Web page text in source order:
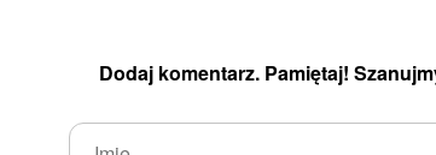
Dodaj komentarz. Pamiętaj!